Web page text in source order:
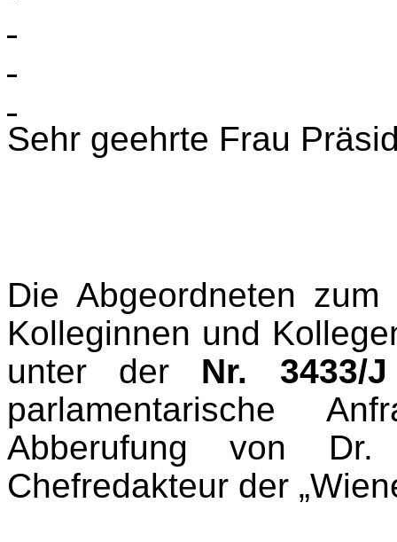
Sehr geehrte Frau
Die Abgeordneten
Kolleginnen und
unter der Nr. 3433/J
parlamenta­rische
Abberufung von Dr.
Chefredakteur der